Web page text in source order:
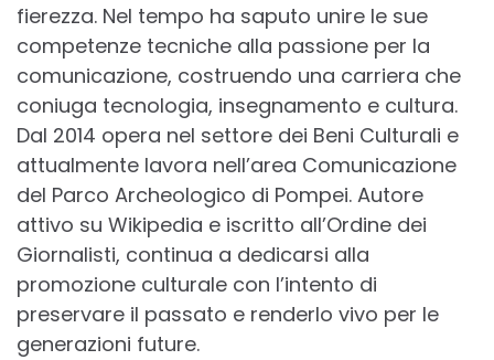
fierezza. Nel tempo ha saputo unire le sue
competenze tecniche alla passione per la
comunicazione, costruendo una carriera che
coniuga tecnologia, insegnamento e cultura.
Dal 2014 opera nel settore dei Beni Culturali e
attualmente lavora nell’area Comunicazione
del Parco Archeologico di Pompei. Autore
attivo su Wikipedia e iscritto all’Ordine dei
Giornalisti, continua a dedicarsi alla
promozione culturale con l’intento di
preservare il passato e renderlo vivo per le
generazioni future.